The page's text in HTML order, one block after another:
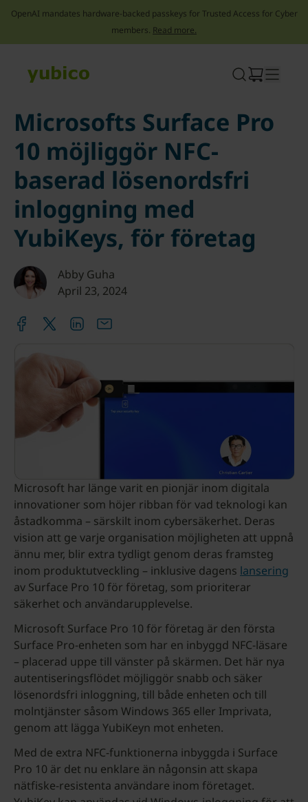
OpenAI mandates hardware-backed passkeys for Trusted Access for Cyber
members. Read more.
Microsofts Surface Pro
10 möjliggör NFC-
baserad lösenordsfri
inloggning med
YubiKeys, för företag
Abby Guha
April 23, 2024
Microsoft har länge varit en pionjär inom digitala
innovationer som höjer ribban för vad teknologi kan
åstadkomma – särskilt inom cybersäkerhet. Deras
vision att ge varje organisation möjligheten att uppnå
ännu mer, blir extra tydligt genom deras framsteg
inom produktutveckling – inklusive dagens lansering
av Surface Pro 10 för företag, som prioriterar
säkerhet och användarupplevelse.
Microsoft Surface Pro 10 för företag är den första
Surface Pro-enheten som har en inbyggd NFC-läsare
– placerad uppe till vänster på skärmen. Det här nya
autentiseringsflödet möjliggör snabb och säker
lösenordsfri inloggning, till både enheten och till
molntjänster såsom Windows 365 eller Imprivata,
genom att lägga YubiKeyn mot enheten.
Med de extra NFC-funktionerna inbyggda i Surface
Pro 10 är det nu enklare än någonsin att skapa
nätfiske-resistenta användare inom företaget.